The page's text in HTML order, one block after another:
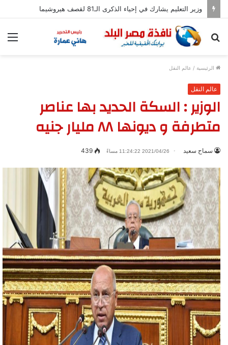
وزير التعليم يشارك في إحياء الذكرى الـ81 لقصف هيروشيما
بحث
الرئيسية / عالم النقل
عالم النقل
الوزير : السكة الحديد بها عناصر
متطرفة و ديونها ٨٨ مليار جنيه
سماح سعيد 2021/04/26 11:24:22 مساءً 439